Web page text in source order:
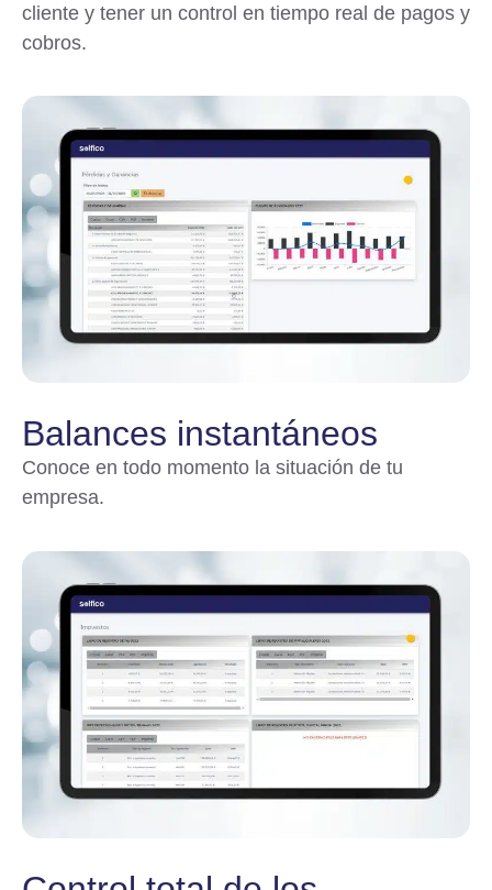
cliente y tener un control en tiempo real de pagos y
cobros.
Balances instantáneos
Conoce en todo momento la situación de tu
empresa.